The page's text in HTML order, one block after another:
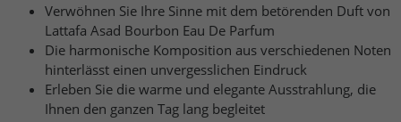
Verwöhnen Sie Ihre Sinne mit dem betörenden Duft von
Lattafa Asad Bourbon Eau De Parfum
Die harmonische Komposition aus verschiedenen Noten
hinterlässt einen unvergesslichen Eindruck
Erleben Sie die warme und elegante Ausstrahlung, die
Ihnen den ganzen Tag lang begleitet